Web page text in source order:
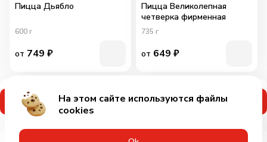
Применить промокод
Пицца Дьябло
600 г
от 749 ₽
Пицца Великолепная
четверка фирменная
735 г
от 649 ₽
На этом сайте используются файлы
cookies